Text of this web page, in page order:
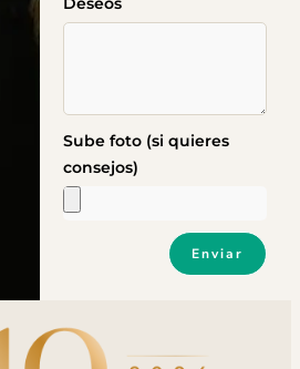
Sube foto (si quieres
consejos)
Enviar